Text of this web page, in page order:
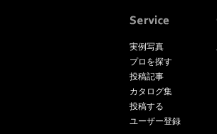
実例写真
プロを探す
投稿記事
カタログ集
投稿する
ユーザー登録